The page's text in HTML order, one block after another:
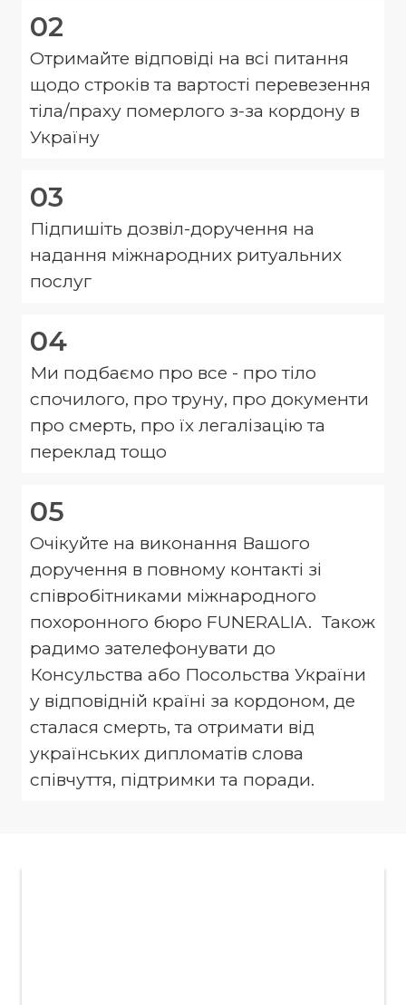
02
Отримайте відповіді на всі питання
щодо строків та вартості перевезення
тіла/праху померлого з-за кордону в
Україну
03
Підпишіть дозвіл-доручення на
надання міжнародних ритуальних
послуг
04
Ми подбаємо про все - про тіло
спочилого, про труну, про документи
про смерть, про їх легалізацію та
переклад тощо
05
Очікуйте на виконання Вашого
доручення в повному контакті зі
співробітниками міжнародного
похоронного бюро FUNERALIA. Також
радимо зателефонувати до
Консульства або Посольства України
у відповідній країні за кордоном, де
сталася смерть, та отримати від
українських дипломатів слова
співчуття, підтримки та поради.